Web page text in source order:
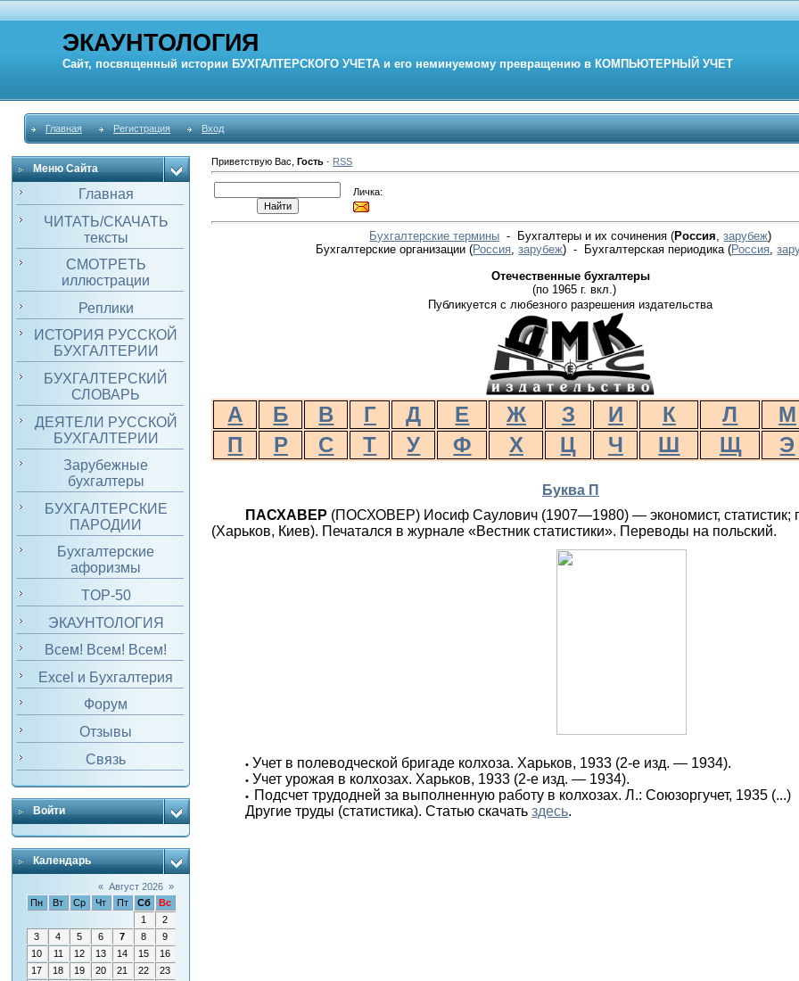
ЭКАУНТОЛОГИЯ
Сайт, посвященный истории БУХГАЛТЕРСКОГО УЧЕТА и его неминуемому превращению в КОМПЬЮТЕРНЫЙ УЧЕТ
Главная Регистрация Вход
Меню Сайта
Главная
ЧИТАТЬ/СКАЧАТЬ
тексты
СМОТРЕТЬ
иллюстрации
Реплики
ИСТОРИЯ РУССКОЙ
БУХГАЛТЕРИИ
БУХГАЛТЕРСКИЙ
СЛОВАРЬ
ДЕЯТЕЛИ РУССКОЙ
БУХГАЛТЕРИИ
Зарубежные
бухгалтеры
БУХГАЛТЕРСКИЕ
ПАРОДИИ
Бухгалтерские
афоризмы
TOP-50
ЭКАУНТОЛОГИЯ
Всем! Всем! Всем!
Excel и Бухгалтерия
Форум
Отзывы
Связь
Войти
Календарь
« Август 2026 »
Пн
Вт Ср Чт Пт Сб
Вс
1
2
3
4 5 6 7 8
9
10
11 12 13 14 15
16
17
18 19 20 21 22
23
Приветствую Вас ,Гость · RSS
Личка:
Бухгалтерские термины - Бухгалтеры и их сочинения (Россия ,зарубеж)
Бухгалтерские организации(Россия ,зарубеж) - Бухгалтерская периодика(Россия ,
Отечественные бухгалтеры
(по 1965 г. вкл.)
Публикуется с любезного разрешения издательства
А Б В Г Д Е Ж З И К Л М
П
Р С Т У Ф Х Ц Ч Ш Щ Э
Буква П
ПАСХАВЕР (ПОСХОВЕР) Иосиф Саулович (1907—1980) — экономист, статистик;
(Харьков, Киев). Печатался в журнале «Вестник статистики». Переводы на польский.
• Учет в полеводческой бригаде колхоза. Харьков, 1933 (2-е изд. — 1934).
• Учет урожая в колхозах. Харьков, 1933 (2-е изд. — 1934).
•
Подсчет трудодней за выполненную работу в колхозах. Л.: Союзоргучет, 1935 (...)
Другие труды (статистика).Статью скачатьздесь.